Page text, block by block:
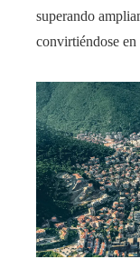
superando
convirtiéndose en